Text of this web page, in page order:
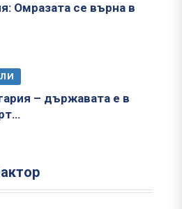
Омразата се върна в
– държавата е в